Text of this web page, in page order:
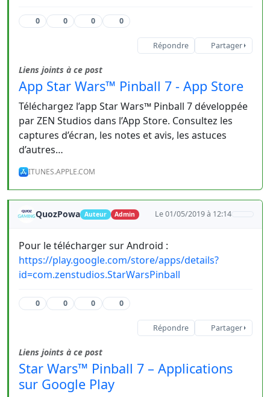
0 0 0 0
Répondre Partager
Liens joints à ce post
App Star Wars™ Pinball 7 - App Store
Téléchargez l’app Star Wars™ Pinball 7 développée
par ZEN Studios dans l’App Store. Consultez les
captures d’écran, les notes et avis, les astuces
d’autres…
ITUNES.APPLE.COM
QuozPowa Auteur Admin Le 01/05/2019 à 12:14
Pour le télécharger sur Android :
https://play.google.com/store/apps/details?
id=com.zenstudios.StarWarsPinball
0 0 0 0
Répondre Partager
Liens joints à ce post
Star Wars™ Pinball 7 – Applications
sur Google Play